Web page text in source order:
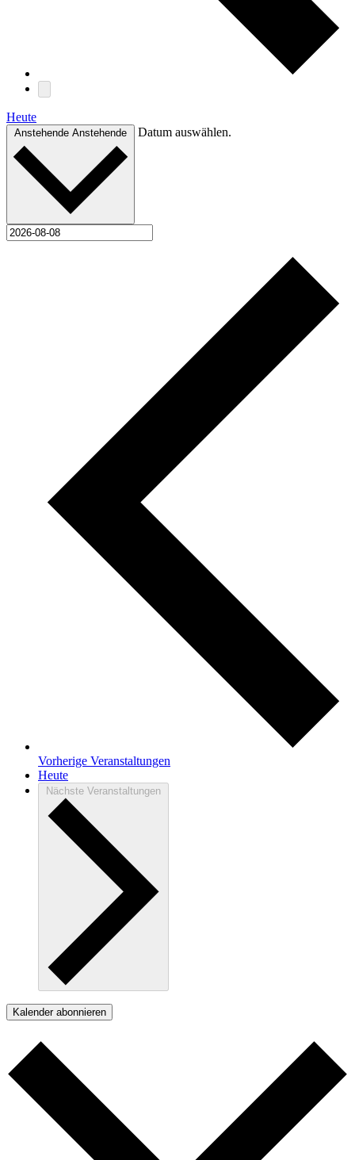
Heute
Anstehende Anstehende Datum auswählen.
Vorherige Veranstaltungen
Heute
Nächste Veranstaltungen
Kalender abonnieren